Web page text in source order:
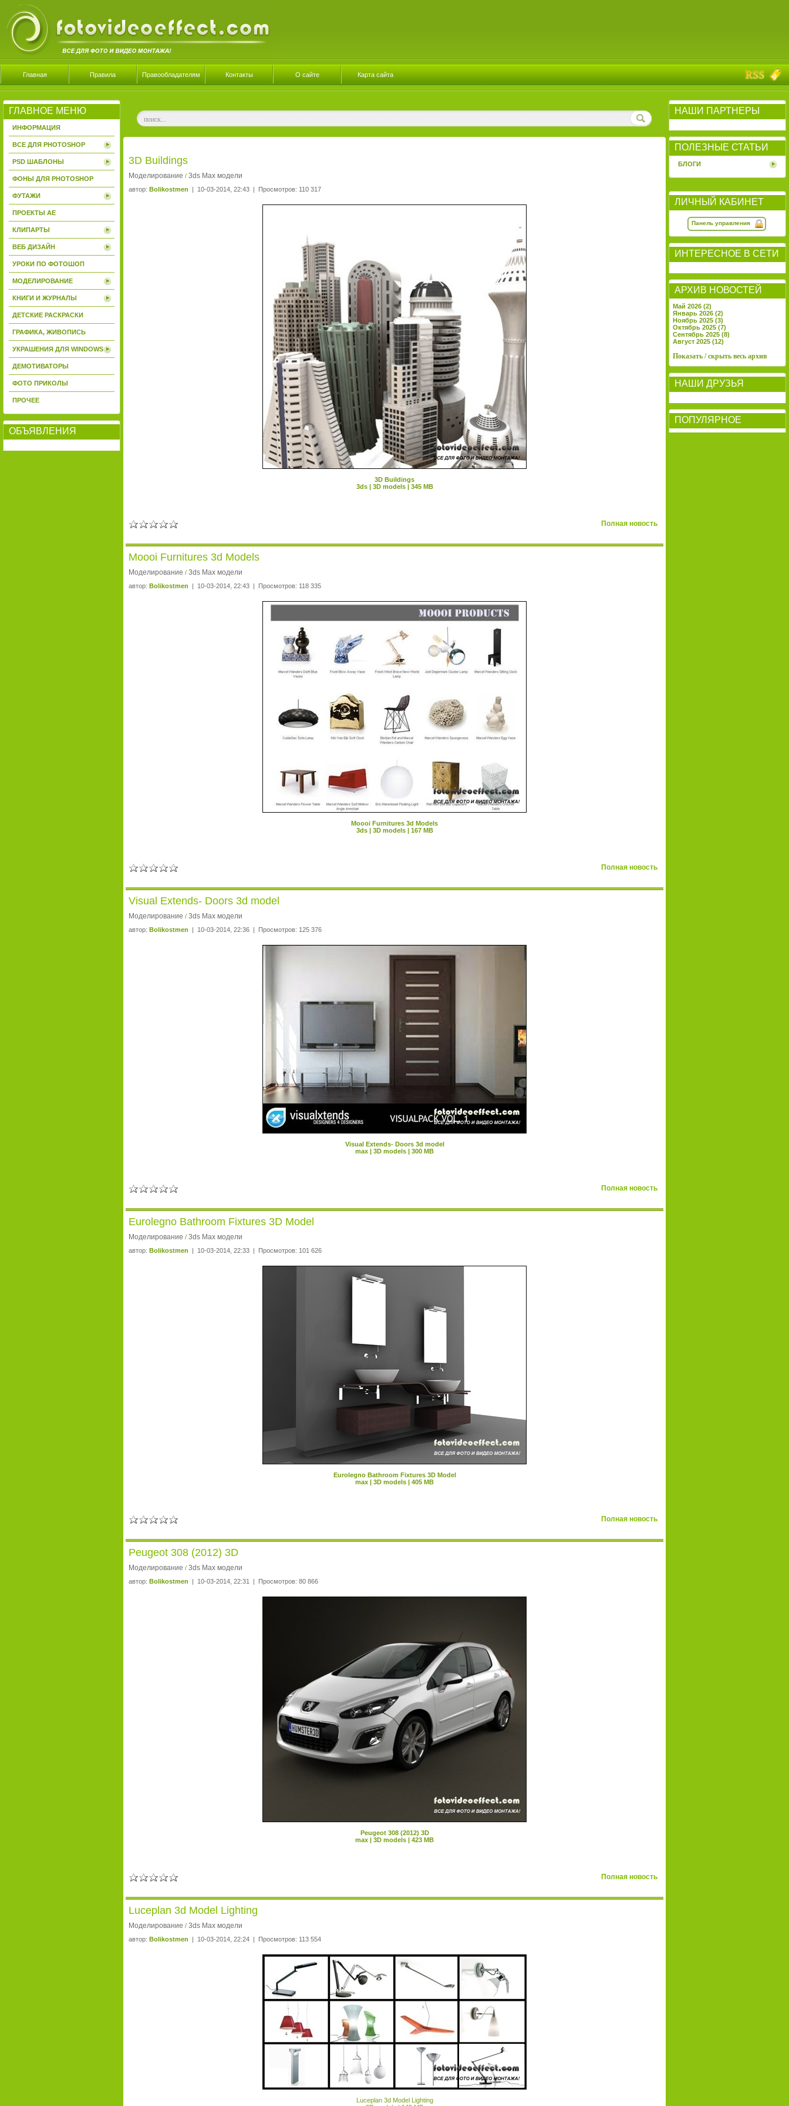
Главная Правила Правообладателям Контакты О сайте Карта сайта
ГЛАВНОЕ МЕНЮ
ИНФОРМАЦИЯ
ВСЕ ДЛЯ PHOTOSHOP
PSD ШАБЛОНЫ
ФОНЫ ДЛЯ PHOTOSHOP
ФУТАЖИ
ПРОЕКТЫ AE
КЛИПАРТЫ
ВЕБ ДИЗАЙН
УРОКИ ПО ФОТОШОП
МОДЕЛИРОВАНИЕ
КНИГИ И ЖУРНАЛЫ
ДЕТСКИЕ РАСКРАСКИ
ГРАФИКА, ЖИВОПИСЬ
УКРАШЕНИЯ ДЛЯ WINDOWS
ДЕМОТИВАТОРЫ
ФОТО ПРИКОЛЫ
ПРОЧЕЕ
ОБЪЯВЛЕНИЯ
3D Buildings
Моделирование / 3ds Max модели
автор: Bolikostmen | 10-03-2014, 22:43 | Просмотров: 110 317
3D Buildings
3ds | 3D models | 345 MB
Полная новость
Moooi Furnitures 3d Models
Моделирование / 3ds Max модели
автор: Bolikostmen | 10-03-2014, 22:43 | Просмотров: 118 335
Moooi Furnitures 3d Models
3ds | 3D models | 167 MB
Полная новость
Visual Extends- Doors 3d model
Моделирование / 3ds Max модели
автор: Bolikostmen | 10-03-2014, 22:36 | Просмотров: 125 376
Visual Extends- Doors 3d model
max | 3D models | 300 MB
Полная новость
Eurolegno Bathroom Fixtures 3D Model
Моделирование / 3ds Max модели
автор: Bolikostmen | 10-03-2014, 22:33 | Просмотров: 101 626
Eurolegno Bathroom Fixtures 3D Model
max | 3D models | 405 MB
Полная новость
Peugeot 308 (2012) 3D
Моделирование / 3ds Max модели
автор: Bolikostmen | 10-03-2014, 22:31 | Просмотров: 80 866
Peugeot 308 (2012) 3D
max | 3D models | 423 MB
Полная новость
Luceplan 3d Model Lighting
Моделирование / 3ds Max модели
автор: Bolikostmen | 10-03-2014, 22:24 | Просмотров: 113 554
Luceplan 3d Model Lighting
НАШИ ПАРТНЕРЫ
ПОЛЕЗНЫЕ СТАТЬИ
БЛОГИ
ЛИЧНЫЙ КАБИНЕТ
Панель управления
ИНТЕРЕСНОЕ В СЕТИ
АРХИВ НОВОСТЕЙ
Май 2026 (2)
Январь 2026 (2)
Ноябрь 2025 (3)
Октябрь 2025 (7)
Сентябрь 2025 (8)
Август 2025 (12)
Показать / скрыть весь архив
НАШИ ДРУЗЬЯ
ПОПУЛЯРНОЕ